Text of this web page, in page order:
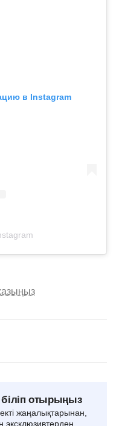
в Instagram
отырыңыз
жаңалықтарынан,
эксклюзивтерден